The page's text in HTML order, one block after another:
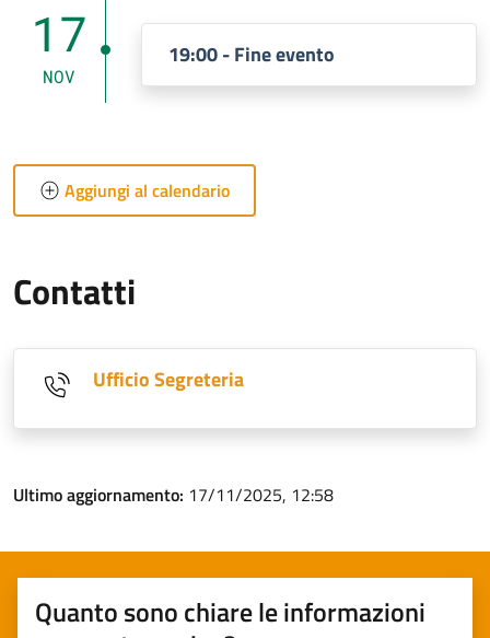
17
NOV
19:00 - Fine evento
Aggiungi al calendario
Contatti
Ufficio Segreteria
Ultimo aggiornamento: 17/11/2025, 12:58
Quanto sono chiare le informazioni